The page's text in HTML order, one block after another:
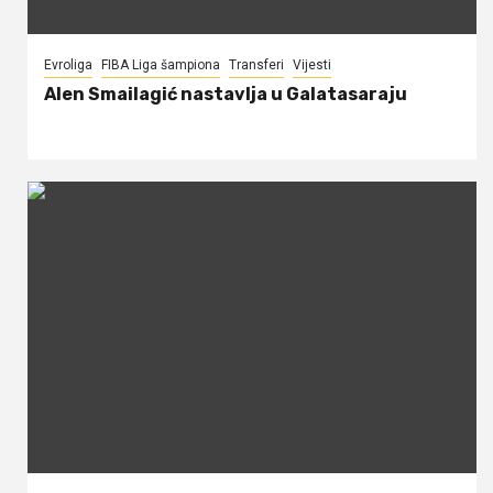
Evroliga FIBA Liga šampiona Transferi Vijesti
Alen Smailagić nastavlja u Galatasaraju